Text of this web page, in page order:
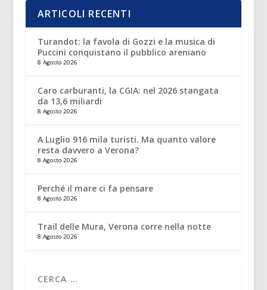
ARTICOLI RECENTI
Turandot: la favola di Gozzi e la musica di
Puccini conquistano il pubblico areniano
8 Agosto 2026
Caro carburanti, la CGIA: nel 2026 stangata
da 13,6 miliardi
8 Agosto 2026
A Luglio 916 mila turisti. Ma quanto valore
resta davvero a Verona?
8 Agosto 2026
Perché il mare ci fa pensare
8 Agosto 2026
Trail delle Mura, Verona corre nella notte
8 Agosto 2026